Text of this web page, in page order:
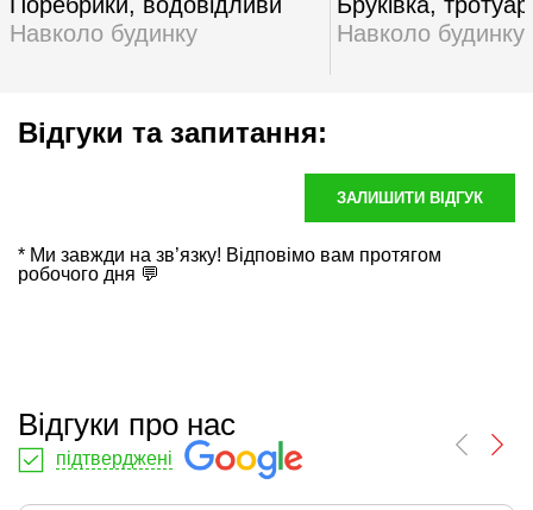
Навколо будинку
Навколо будинку
Відгуки та запитання:
ЗАЛИШИТИ ВІДГУК
* Ми завжди на зв’язку! Відповімо вам протягом
робочого дня 💬
Відгуки про нас
підтверджені